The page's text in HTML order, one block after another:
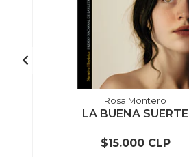
Rosa Montero
LA BUENA SUERTE
$15.000 CLP